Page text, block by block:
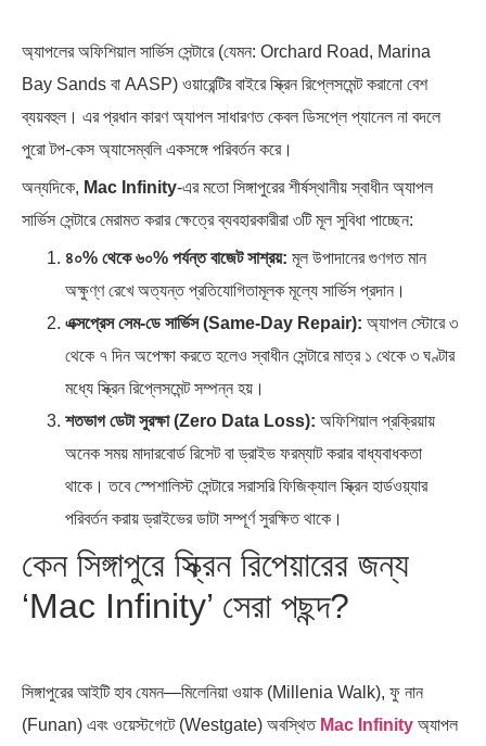
অ্যাপলের অফিশিয়াল সার্ভিস সেন্টারে (যেমন: Orchard Road, Marina
Bay Sands বা AASP) ওয়ারেন্টির বাইরে স্ক্রিন রিপ্লেসমেন্ট করানো বেশ
ব্যয়বহুল। এর প্রধান কারণ অ্যাপল সাধারণত কেবল ডিসপ্লে প্যানেল না বদলে
পুরো টপ-কেস অ্যাসেম্বলি একসঙ্গে পরিবর্তন করে।
অন্যদিকে, Mac Infinity-এর মতো সিঙ্গাপুরের শীর্ষস্থানীয় স্বাধীন অ্যাপল
সার্ভিস সেন্টারে মেরামত করার ক্ষেত্রে ব্যবহারকারীরা ৩টি মূল সুবিধা পাচ্ছেন:
৪০% থেকে ৬০% পর্যন্ত বাজেট সাশ্রয়: মূল উপাদানের গুণগত মান
অক্ষুণ্ণ রেখে অত্যন্ত প্রতিযোগিতামূলক মূল্যে সার্ভিস প্রদান।
এক্সপ্রেস সেম-ডে সার্ভিস (Same-Day Repair): অ্যাপল স্টোরে ৩
থেকে ৭ দিন অপেক্ষা করতে হলেও স্বাধীন সেন্টারে মাত্র ১ থেকে ৩ ঘণ্টার
মধ্যে স্ক্রিন রিপ্লেসমেন্ট সম্পন্ন হয়।
শতভাগ ডেটা সুরক্ষা (Zero Data Loss): অফিশিয়াল প্রক্রিয়ায়
অনেক সময় মাদারবোর্ড রিসেট বা ড্রাইভ ফরম্যাট করার বাধ্যবাধকতা
থাকে। তবে স্পেশালিস্ট সেন্টারে সরাসরি ফিজিক্যাল স্ক্রিন হার্ডওয়্যার
পরিবর্তন করায় ড্রাইভের ডাটা সম্পূর্ণ সুরক্ষিত থাকে।
কেন সিঙ্গাপুরে স্ক্রিন রিপেয়ারের জন্য
‘Mac Infinity’ সেরা পছন্দ?
সিঙ্গাপুরের আইটি হাব যেমন—মিলেনিয়া ওয়াক (Millenia Walk), ফু নান
(Funan) এবং ওয়েস্টগেটে (Westgate) অবস্থিত Mac Infinity অ্যাপল